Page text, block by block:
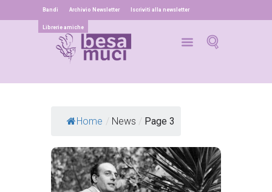
Bandi Archivio Newsletter Iscriviti alla newsletter
Librerie amiche
Home / News / Page 3